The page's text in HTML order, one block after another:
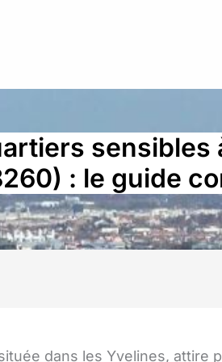
sensibles
: le guide
dans les Yvelines, attire